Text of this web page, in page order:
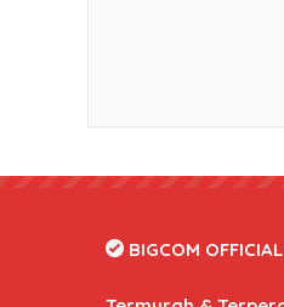
BIGCOM OFFICIAL
Blok C, No.61-62